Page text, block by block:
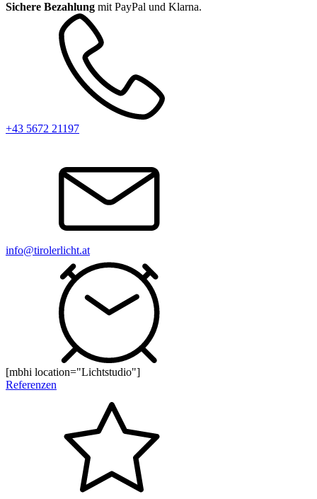
Sichere Bezahlung mit PayPal und Klarna.
+43 5672 21197
info@tirolerlicht.at
[mbhi location="Lichtstudio"]
Referenzen